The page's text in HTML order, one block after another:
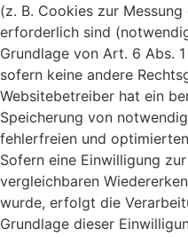
(z. B. Cookies zur
erforderlich sind
Grundlage von Art. 6 Abs.
sofern keine andere
Websitebetreiber hat ein
Speicherung von
fehlerfreien und
Sofern eine Einwilligung
vergleichbaren
wurde, erfolgt die
Grundlage dieser